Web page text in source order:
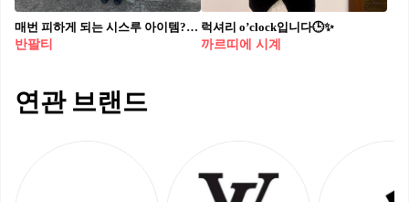
매번 피하게 되는 시스루 아이템?👋🏻
반팔티
럭셔리 o’clock입니다🕒✨
까르띠에 시계
연관 브랜드